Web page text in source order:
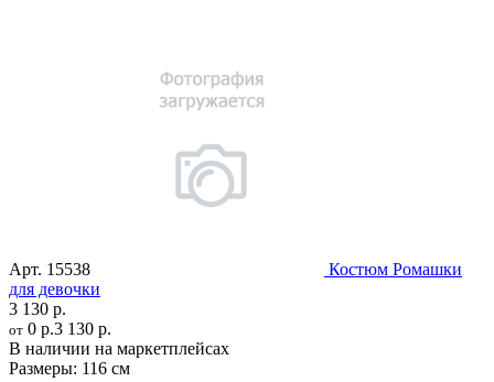
Арт. 15538
Костюм Ромашки
для девочки
3 130 р.
от 0 р.3 130 р.
В наличии на маркетплейсах
Размеры: 116 см